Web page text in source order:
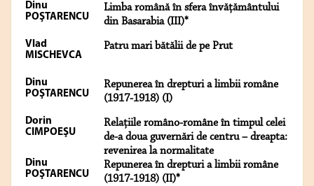
Dinu
POŞTARENCU
Limba română în sfera învăţământului
din Basarabia (III)*
Vlad
MISCHEVCA
Patru mari bătălii de pe Prut
Dinu
POŞTARENCU
Repunerea în drepturi a limbii române
(1917-1918) (I)
Dorin
CIMPOEŞU
Relaţiile româno-române în timpul celei
de-a doua guvernări de centru – dreapta:
revenirea la normalitate
Dinu
POŞTARENCU
Repunerea în drepturi a limbii române
(1917-1918) (II)*